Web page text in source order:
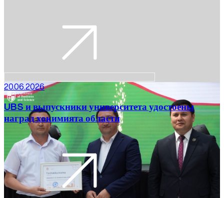
20.06.2026
UBS и выпускники университета удостоены
наград хокимията области